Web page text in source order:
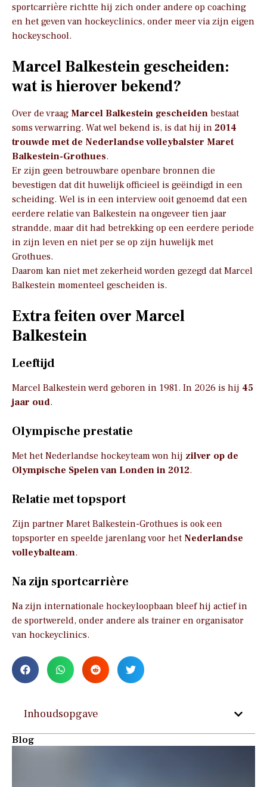
sportcarrière richtte hij zich onder andere op coaching
en het geven van hockeyclinics, onder meer via zijn eigen
hockeyschool.
Marcel Balkestein gescheiden:
wat is hierover bekend?
Over de vraag Marcel Balkestein gescheiden bestaat
soms verwarring. Wat wel bekend is, is dat hij in 2014
trouwde met de Nederlandse volleybalster Maret
Balkestein-Grothues.
Er zijn geen betrouwbare openbare bronnen die
bevestigen dat dit huwelijk officieel is geëindigd in een
scheiding. Wel is in een interview ooit genoemd dat een
eerdere relatie van Balkestein na ongeveer tien jaar
strandde, maar dit had betrekking op een eerdere periode
in zijn leven en niet per se op zijn huwelijk met
Grothues.
Daarom kan niet met zekerheid worden gezegd dat Marcel
Balkestein momenteel gescheiden is.
Extra feiten over Marcel
Balkestein
Leeftijd
Marcel Balkestein werd geboren in 1981. In 2026 is hij 45
jaar oud.
Olympische prestatie
Met het Nederlandse hockeyteam won hij zilver op de
Olympische Spelen van Londen in 2012.
Relatie met topsport
Zijn partner Maret Balkestein-Grothues is ook een
topsporter en speelde jarenlang voor het Nederlandse
volleybalteam.
Na zijn sportcarrière
Na zijn internationale hockeyloopbaan bleef hij actief in
de sportwereld, onder andere als trainer en organisator
van hockeyclinics.
Inhoudsopgave
Blog